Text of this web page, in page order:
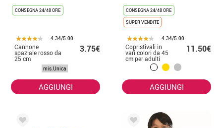
CONSEGNA 24/48 ORE
4.34/5.00
Cannone
spaziale rosso da
25 cm
3.75€
mis.Unica
AGGIUNGI
CONSEGNA 24/48 ORE
SUPER VENDITE
4.34/5.00
Copristivali in
vari colori da 45
cm per adulti
11.50€
AGGIUNGI